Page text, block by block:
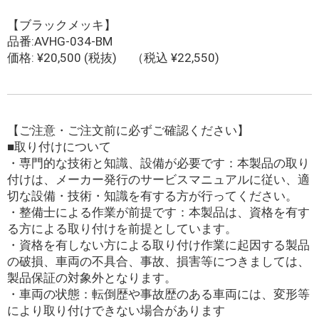
【ブラックメッキ】
品番:AVHG-034-BM
価格: ¥20,500 (税抜) （税込 ¥22,550)
【ご注意・ご注文前に必ずご確認ください】
■取り付けについて
・専門的な技術と知識、設備が必要です：本製品の取り
付けは、メーカー発行のサービスマニュアルに従い、適
切な設備・技術・知識を有する方が行ってください。
・整備士による作業が前提です：本製品は、資格を有す
る方による取り付けを前提としています。
・資格を有しない方による取り付け作業に起因する製品
の破損、車両の不具合、事故、損害等につきましては、
製品保証の対象外となります。
・車両の状態：転倒歴や事故歴のある車両には、変形等
により取り付けできない場合があります